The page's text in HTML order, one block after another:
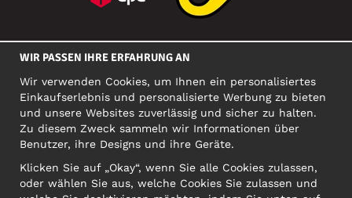
SOZIALE MEDIEN
FIRMA
Motley Denim Europe OÜ
Narva mnt 5, EE-10117 Tallinn
Org: 12356245, VAT: EE101578318
ACHTUNG! Produktrücksendungen nicht an diese Adresse
WIR PASSEN IHRE ERFAHRUNG AN
Wir verwenden Cookies, um Ihnen ein personalisiertes
Einkaufserlebnis und personalisierte Werbung zu bieten
und unsere Websites zuverlässig und sicher zu halten.
Zu diesem Zweck sammeln wir Informationen über
Benutzer, ihre Designs und ihre Geräte.
Klicken Sie auf „Okay“, wenn Sie alle Cookies zulassen,
oder wählen Sie aus, welche Cookies Sie zulassen und